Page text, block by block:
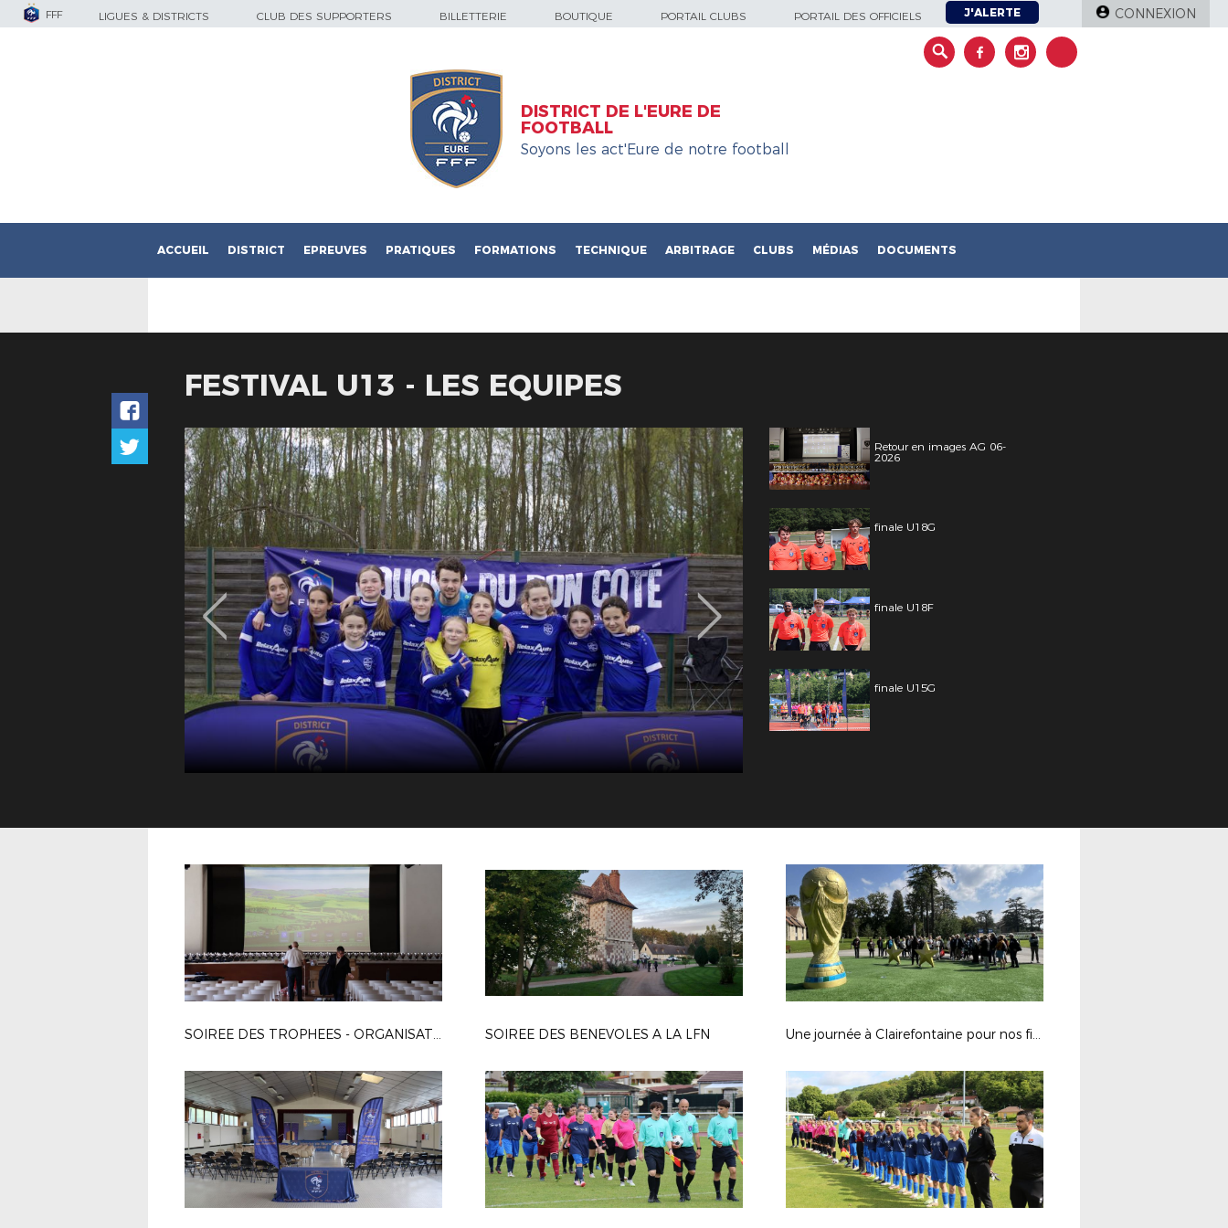
FFF LIGUES & DISTRICTS CLUB DES SUPPORTERS BILLETTERIE BOUTIQUE PORTAIL CLUBS PORTAIL DES OFFICIELS J'ALERTE CONNEXION
DISTRICT DE L'EURE DE
FOOTBALL
Soyons les act'Eure de notre football
ACCUEIL DISTRICT EPREUVES PRATIQUES FORMATIONS TECHNIQUE ARBITRAGE CLUBS MÉDIAS DOCUMENTS
FESTIVAL U13 - LES EQUIPES
Retour en images AG 06-
2026
finale U18G
finale U18F
finale U15G
SOIREE DES TROPHEES - ORGANISATION SOIREE DES BENEVOLES A LA LFN Une journée à Clairefontaine pour nos fidèles bénévoles